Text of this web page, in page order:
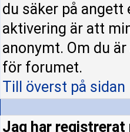
du säker på angett
aktivering är att
anonymt. Om du
för forumet.
Till överst på sidan
Jag har registrerat